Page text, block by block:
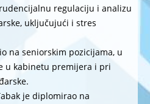
regulaciju i analizu
uključujući i stres
na seniorskim pozicijama, u
u kabinetu premijera i pri
je diplomirao na